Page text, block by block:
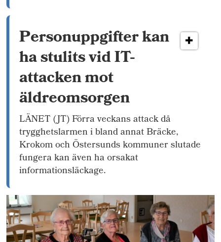
Personuppgifter kan
ha stulits vid IT-
attacken mot
äldreomsorgen
LÄNET (JT) Förra veckans attack då
trygghetslarmen i bland annat Bräcke,
Krokom och Östersunds kommuner slutade
fungera kan även ha orsakat
informationsläckage.